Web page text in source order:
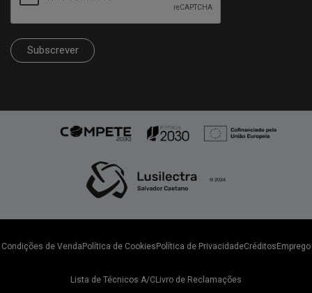
Subscrever
Condições de Venda Política de Cookies Política de PrivacidadeCréditos Emprego
Lista de Técnicos A/CLivro de Reclamações